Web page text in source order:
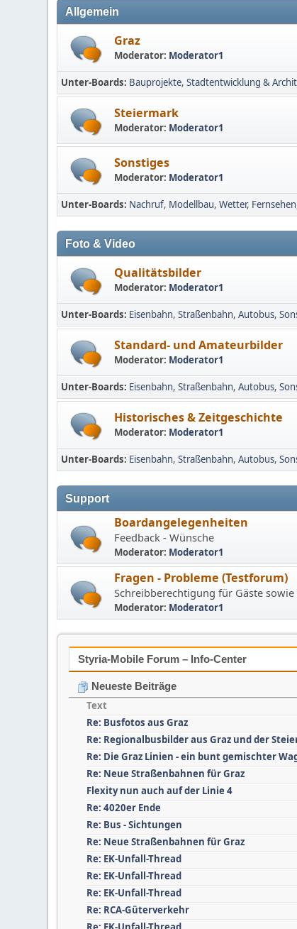
Allgemein
Graz
Moderator: Moderator1
Unter-Boards Bauprojekte Stadtentwicklung &
Steiermark
Moderator: Moderator1
Sonstiges
Moderator: Moderator1
Unter-Boards Nachruf Modellbau Wetter Fernsehen
Foto & Video
Qualitätsbilder
Moderator: Moderator1
Unter-Boards Eisenbahn Straßenbahn Autobus
Standard- und Amateurbilder
Moderator: Moderator1
Unter-Boards Eisenbahn Straßenbahn Autobus
Historisches & Zeitgeschichte
Moderator: Moderator1
Unter-Boards Eisenbahn Straßenbahn Autobus
Support
Boardangelegenheiten
Feedback - Wünsche
Moderator: Moderator1
Fragen - Probleme (Testforum)
Schreibberechtigung für Gäste
Moderator: Moderator1
Styria-Mobile Forum – Info-Center
Neueste Beiträge
Text
Re: Busfotos aus Graz
Re: Regionalbusbilder aus Graz und der
Re: Die Graz Linien - ein bunt gemischter
Re: Neue Straßenbahnen für Graz
Flexity nun auch auf der Linie 4
Re: 4020er Ende
Re: Bus - Sichtungen
Re: Neue Straßenbahnen für Graz
Re: EK-Unfall-Thread
Re: EK-Unfall-Thread
Re: EK-Unfall-Thread
Re: RCA-Güterverkehr